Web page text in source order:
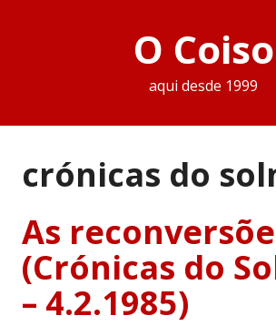
O Coiso
aqui desde 1999
crónicas do
As
(Crónicas do
– 4.2.1985)